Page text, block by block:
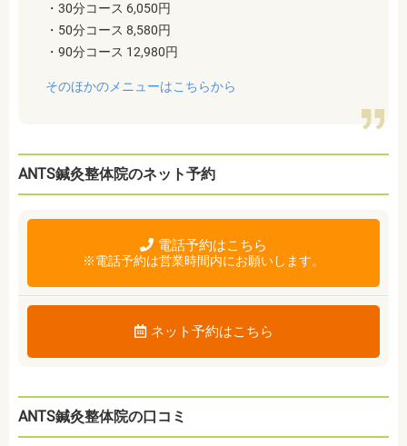
・30分コース 6,050円
・50分コース 8,580円
・90分コース 12,980円
そのほかのメニューはこちらから
ANTS鍼灸整体院のネット予約
電話予約はこちら
※電話予約は営業時間内にお願いします。
ネット予約はこちら
ANTS鍼灸整体院の口コミ